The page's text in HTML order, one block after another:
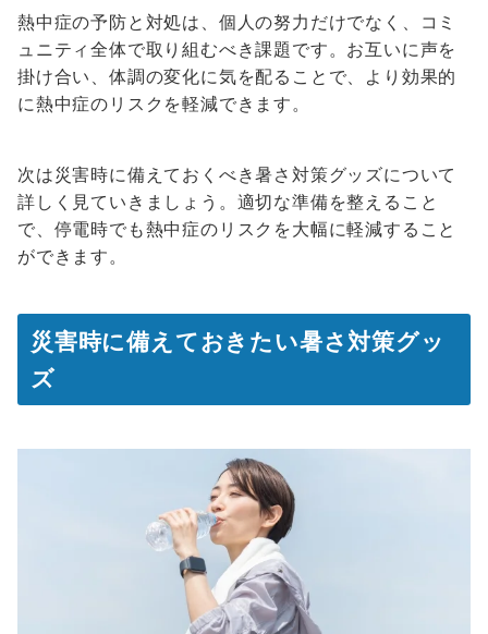
熱中症の予防と対処は、個人の努力だけでなく、コミ
ュニティ全体で取り組むべき課題です。お互いに声を
掛け合い、体調の変化に気を配ることで、より効果的
に熱中症のリスクを軽減できます。
次は災害時に備えておくべき暑さ対策グッズについて
詳しく見ていきましょう。適切な準備を整えること
で、停電時でも熱中症のリスクを大幅に軽減すること
ができます。
災害時に備えておきたい暑さ対策グッ
ズ